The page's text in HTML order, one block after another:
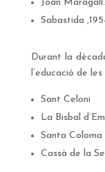
Joan
Sabastida
Durant la
l’educació de
Sant Celoni
La Bisbal
Santa Coloma
Cassà de la